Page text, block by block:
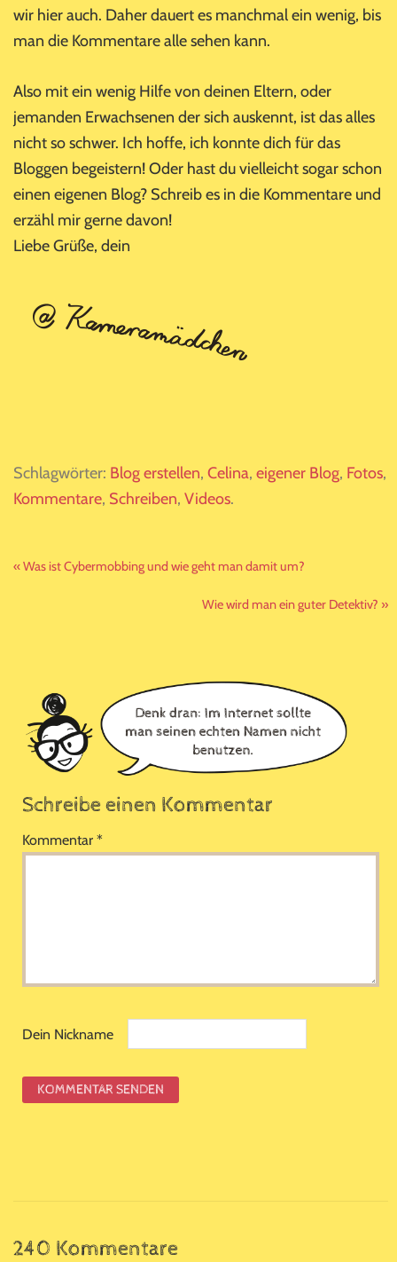
wir hier auch. Daher dauert es manchmal ein wenig, bis
man die Kommentare alle sehen kann.
Also mit ein wenig Hilfe von deinen Eltern, oder
jemanden Erwachsenen der sich auskennt, ist das alles
nicht so schwer. Ich hoffe, ich konnte dich für das
Bloggen begeistern! Oder hast du vielleicht sogar schon
einen eigenen Blog? Schreib es in die Kommentare und
erzähl mir gerne davon!
Liebe Grüße, dein
Schlagwörter: Blog erstellen, Celina, eigener Blog, Fotos,
Kommentare, Schreiben, Videos.
Vorheriger
« Was ist Cybermobbing und wie geht man damit um?
Nächster
Wie wird man ein guter Detektiv? »
Leser-
Interaktionen
Schreibe einen Kommentar
Kommentar *
Dein Nickname
240 Kommentare